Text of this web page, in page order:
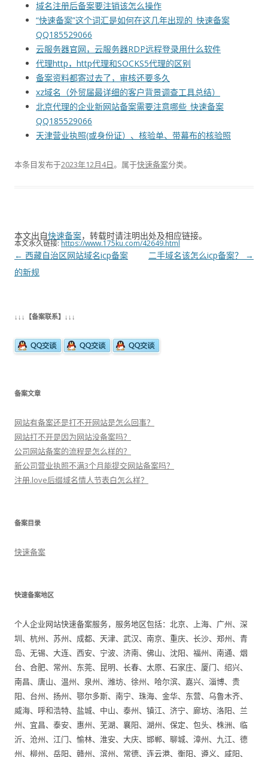
域名注册后备案要注销该怎么操作
“快速备案”这个词汇是如何在这几年出现的_快速备案
QQ185529066
云服务器官网，云服务器RDP远程登录用什么软件
代理http，http代理和SOCKS5代理的区别
备案资料都寄过去了，审核还要多久
xz域名（外贸届最详细的客户背景调查工具总结）
北京代理的企业新网站备案需要注意哪些_快速备案
QQ185529066
天津营业执照(或身份证）、核验单、带幕布的核验照
本条目发布于2023年12月4日。属于快速备案分类。
本文出自快速备案，转载时请注明出处及相应链接。
本文永久链接:https://www.175ku.com/42649.html
文
章
← 西藏自治区网站域名icp备案
的新规
二手域名该怎么icp备案？ →
↓↓↓【备案联系】↓↓↓
备案文章
网站有备案还是打不开网站是怎么回事？
网站打不开是因为网站没备案吗？
公司网站备案的流程是怎么样的？
新公司营业执照不满3个月能提交网站备案吗？
注册.love后缀域名情人节表白怎么样？
备案目录
快速备案
快速备案地区
个人企业网站快速备案服务，服务地区包括：北京、上海、广州、深
圳、杭州、苏州、成都、天津、武汉、南京、重庆、长沙、郑州、青
岛、无锡、大连、西安、宁波、济南、佛山、沈阳、福州、南通、烟
台、合肥、常州、东莞、昆明、长春、太原、石家庄、厦门、绍兴、
南昌、唐山、温州、泉州、潍坊、徐州、哈尔滨、嘉兴、淄博、贵
阳、台州、扬州、鄂尔多斯、南宁、珠海、金华、东营、乌鲁木齐、
威海、呼和浩特、盐城、中山、泰州、镇江、济宁、廊坊、洛阳、兰
州、宜昌、泰安、惠州、芜湖、襄阳、湖州、保定、包头、株洲、临
沂、沧州、江门、愉林、淮安、大庆、邯郸、聊城、漳州、九江、德
州、柳州、岳阳、赣州、滨州、常德、连云港、衡阳、遵义、咸阳、